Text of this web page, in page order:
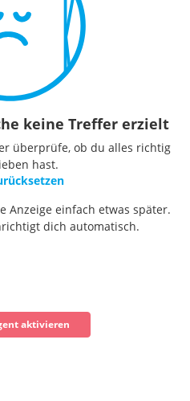
keine Treffer erzielt
überprüfe, ob du alles richtig
hast.
Anzeige einfach etwas später.
dich automatisch.
aktivieren